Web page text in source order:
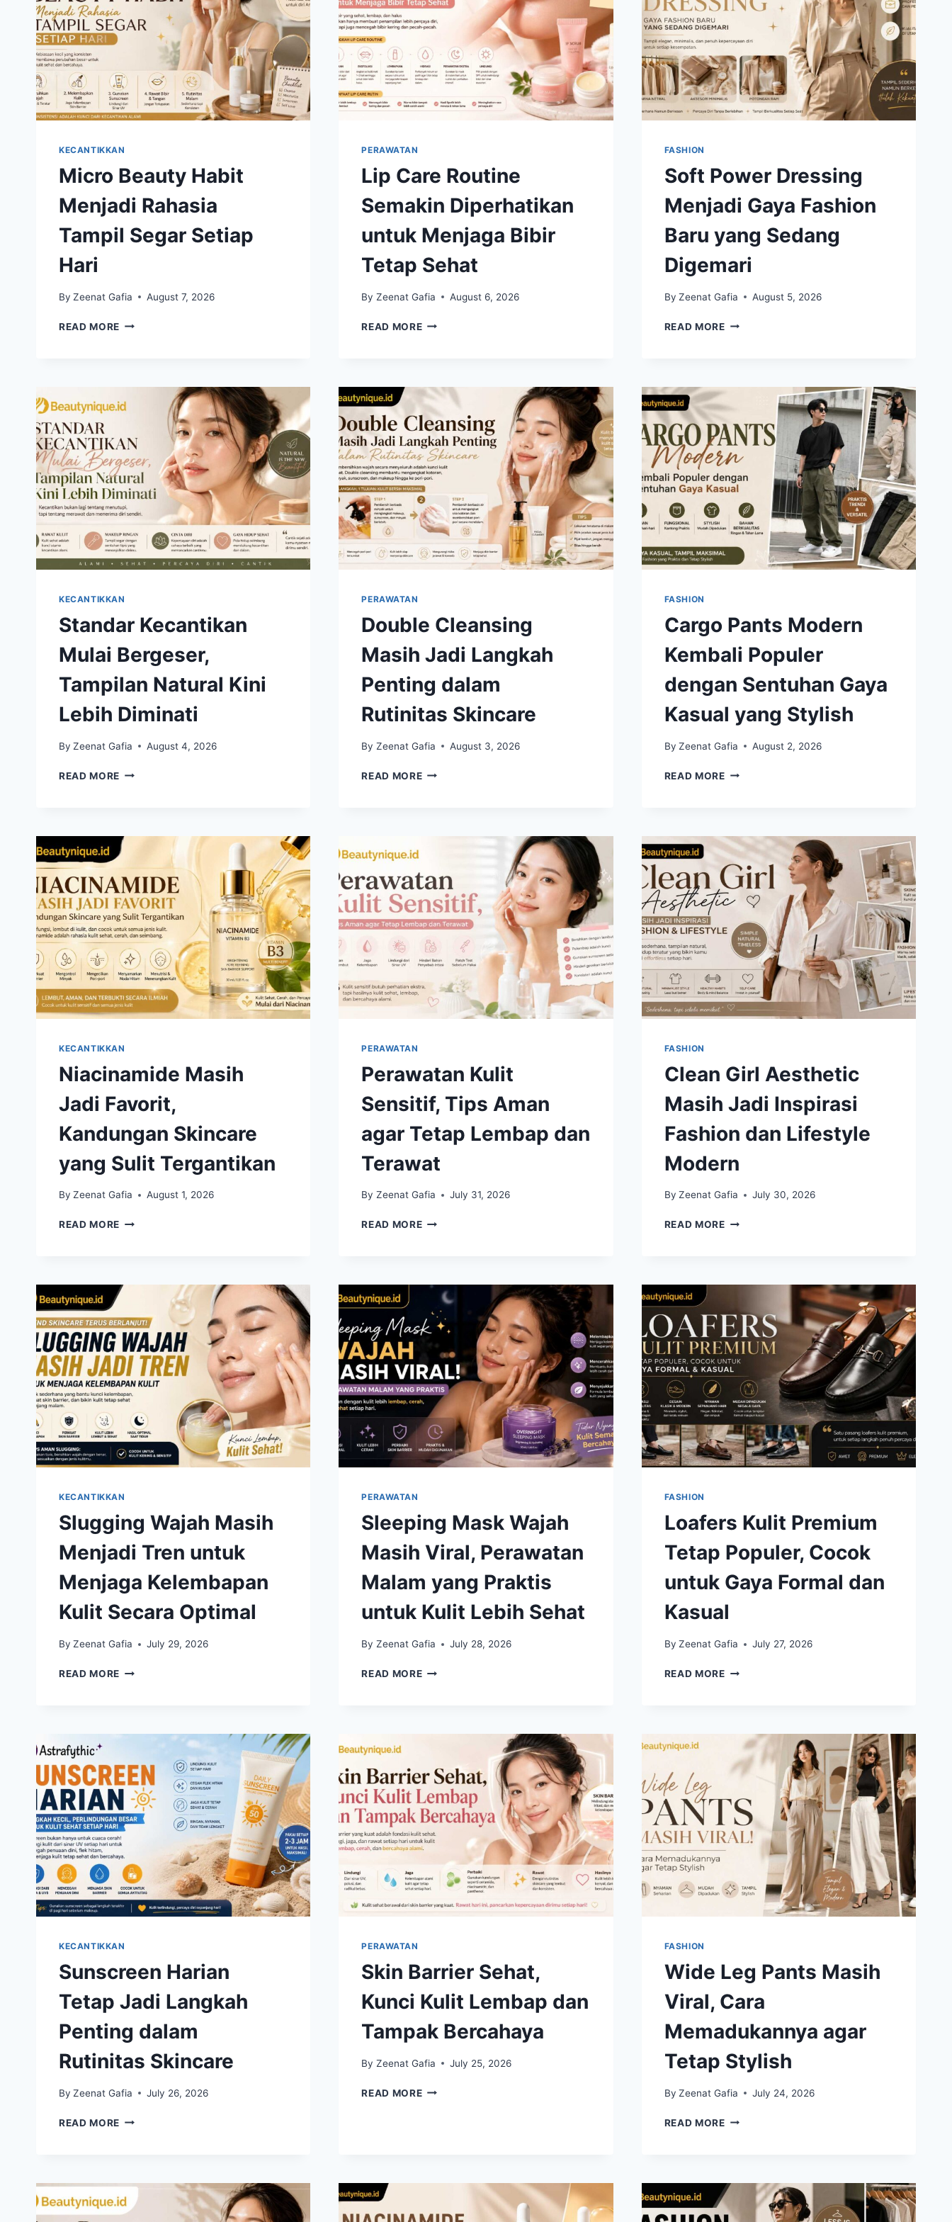
KECANTIKKAN
Micro Beauty Habit
Menjadi Rahasia
Tampil Segar Setiap
Hari
By Zeenat Gafia August 7, 2026
READ MORE MICRO
SEGAR
HARI
PERAWATAN
Lip Care Routine
Semakin Diperhatikan
untuk Menjaga Bibir
Tetap Sehat
By Zeenat Gafia August 6, 2026
READ MORELIP
UNTUK
MENJAGA
BIBIR
TETAP
SEHAT
FASHION
Soft Power Dressing
Menjadi Gaya Fashion
Baru yang Sedang
Digemari
By Zeenat Gafia August 5, 2026
READ MORESOFT
BARU
YANG
SEDANG
DIGEMARI
KECANTIKKAN
Standar Kecantikan
Mulai Bergeser,
Tampilan Natural Kini
Lebih Diminati
By Zeenat Gafia August 4, 2026
READ MORE STANDAR
NATURAL
LEBIH
DIMINATI
PERAWATAN
Double Cleansing
Masih Jadi Langkah
Penting dalam
Rutinitas Skincare
By Zeenat Gafia August 3, 2026
READ MOREDOUBLE
RUTINITAS
SKINCARE
FASHION
Cargo Pants Modern
Kembali Populer
dengan Sentuhan Gaya
Kasual yang Stylish
By Zeenat Gafia August 2, 2026
READ MORECARGO
DENGAN
SENTUHAN
GAYA
KASUAL
YANG
STYLISH
KECANTIKKAN
Niacinamide Masih
Jadi Favorit,
Kandungan Skincare
yang Sulit Tergantikan
By Zeenat Gafia August 1, 2026
READ MORE NIACINAMIDE
SKINCARE
SULIT
TERGANTIKAN
PERAWATAN
Perawatan Kulit
Sensitif, Tips Aman
agar Tetap Lembap dan
Terawat
By Zeenat Gafia July 31, 2026
READ MOREPERAWATAN
AGAR
TETAP
LEMBAP
TERAWAT
FASHION
Clean Girl Aesthetic
Masih Jadi Inspirasi
Fashion dan Lifestyle
Modern
By Zeenat Gafia July 30, 2026
READ MORECLEAN
FASHION
DAN
LIFESTYLE
MODERN
KECANTIKKAN
Slugging Wajah Masih
Menjadi Tren untuk
Menjaga Kelembapan
Kulit Secara Optimal
By Zeenat Gafia July 29, 2026
READ MORE SLUGGING
KELEMBAPAN
KULIT
SECARA
OPTIMAL
PERAWATAN
Sleeping Mask Wajah
Masih Viral, Perawatan
Malam yang Praktis
untuk Kulit Lebih Sehat
By Zeenat Gafia July 28, 2026
READ MORESLEEPING
YANG
PRAKTIS
UNTUK
KULIT
LEBIH
SEHAT
FASHION
Loafers Kulit Premium
Tetap Populer, Cocok
untuk Gaya Formal dan
Kasual
By Zeenat Gafia July 27, 2026
READ MORELOAFERS
COCOK
UNTUK
GAYA
DAN
KASUAL
KECANTIKKAN
Sunscreen Harian
Tetap Jadi Langkah
Penting dalam
Rutinitas Skincare
By Zeenat Gafia July 26, 2026
READ MORE SUNSCREEN
DALAM
PERAWATAN
Skin Barrier Sehat,
Kunci Kulit Lembap dan
Tampak Bercahaya
By Zeenat Gafia July 25, 2026
READ MORESKIN
FASHION
Wide Leg Pants Masih
Viral, Cara
Memadukannya agar
Tetap Stylish
By Zeenat Gafia July 24, 2026
READ MOREWIDE
CARA
MEMADUKANNYA